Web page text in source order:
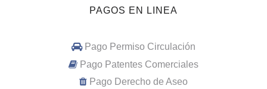
PAGOS EN LINEA
Pago Permiso Circulación
Pago Patentes Comerciales
Pago Derecho de Aseo